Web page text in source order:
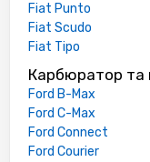
Fiat Punto
Fiat Scudo
Fiat Tipo
Карбюратор та
Ford B-Max
Ford C-Max
Ford Connect
Ford Courier